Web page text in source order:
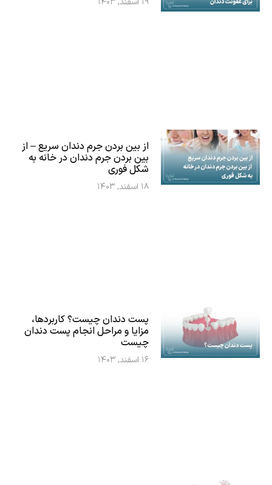
از بین بردن جرم دندان سریع – از
بین بردن جرم دندان در خانه به
شکل فوری
۱۸ اسفند, ۱۴۰۳
پست دندان چیست؟ کاربردها،
مزایا و مراحل انجام پست دندان
چیست
۱۶ اسفند, ۱۴۰۳